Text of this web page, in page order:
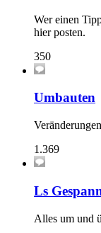
Wer einen
hier posten.
350
Umbauten
1.369
Ls
Alles um und